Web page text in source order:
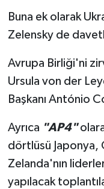
Buna ek olarak
Zelensky de
Avrupa Birliği'ni
Ursula von der
Başkanı António
Ayrıca "AP4"
dörtlüsü Japonya,
Zelanda'nın
yapılacak